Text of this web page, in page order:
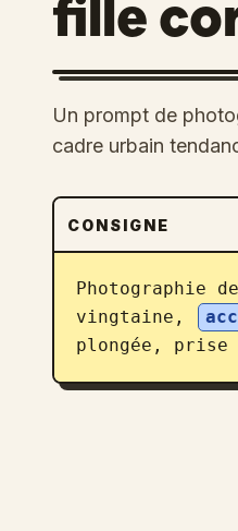
fille
Un prompt de
cadre urbain
CONSIGNE
Photographie
vingtaine,
plongée, prise